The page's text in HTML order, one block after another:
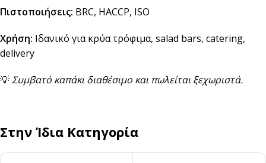
Πιστοποιήσεις: BRC, HACCP, ISO
Χρήση: Ιδανικό για κρύα τρόφιμα, salad bars, catering,
delivery
💡Συμβατό καπάκι διαθέσιμο και πωλείται ξεχωριστά.
Στην Ίδια Κατηγορία